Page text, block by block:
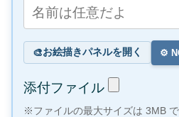
🎨お絵描きパネルを開く ⚙️
添付ファイル
※ファイルの最大サイズは 3MB で